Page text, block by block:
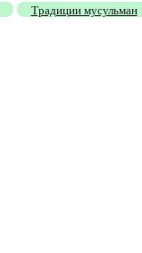
Традиции мусульман